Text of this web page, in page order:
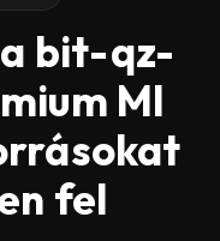
bit-qz-
MI
fel